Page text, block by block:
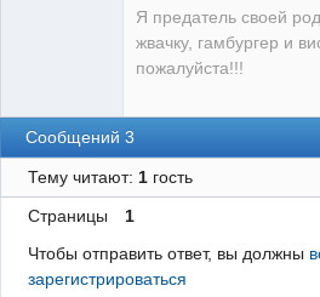
Я предатель своей
жвачку, гамбургер и
пожалуйста!!!
Сообщений 3
Тему читают: 1гость
Страницы
1
Чтобы отправить ответ, вы должны
зарегистрироваться